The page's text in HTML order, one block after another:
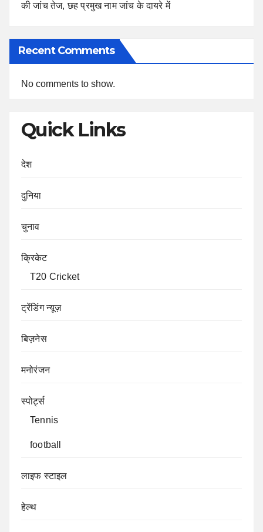
की जांच तेज, छह प्रमुख नाम जांच के दायरे में
Recent Comments
No comments to show.
Quick Links
देश
दुनिया
चुनाव
क्रिकेट
T20 Cricket
ट्रेंडिंग न्यूज़
बिज़नेस
मनोरंजन
स्पोर्ट्स
Tennis
football
लाइफ स्टाइल
हेल्थ